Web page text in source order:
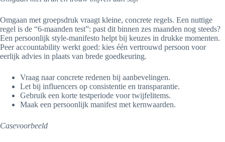
Omgaan met groepsdruk vraagt kleine, concrete regels. Een nuttige
regel is de “6-maanden test”: past dit binnen zes maanden nog steeds?
Een persoonlijk style-manifesto helpt bij keuzes in drukke momenten.
Peer accountability werkt goed: kies één vertrouwd persoon voor
eerlijk advies in plaats van brede goedkeuring.
Vraag naar concrete redenen bij aanbevelingen.
Let bij influencers op consistentie en transparantie.
Gebruik een korte testperiode voor twijfelitems.
Maak een persoonlijk manifest met kernwaarden.
Casevoorbeeld